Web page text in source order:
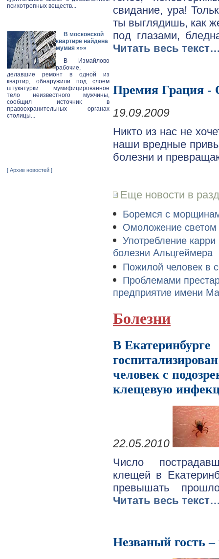
психотропных веществ...
В московской
квартире найдена
мумия »»»
В Измайлово
рабочие,
делавшие ремонт в одной из
квартир, обнаружили под слоем
штукатурки мумифицированное
тело неизвестного мужчины,
сообщил источник в
правоохранительных органах
столицы...
[ Архив новостей ]
свидание, ура!
ты выглядишь, как
под глазами,
Читать весь
Премия Грация -
19.09.2009
Никто из нас не
наши вредные
болезни и
Еще новости в
Боремся с
Омоложение светом
Употребление
болезни Альцгеймера
Пожилой человек в
Проблемами
предприятие имени
Болезни
В Екатеринбурге
человек с
клещевую
22.05.2010
Число
клещей в
превышать
Читать весь
Незваный гость